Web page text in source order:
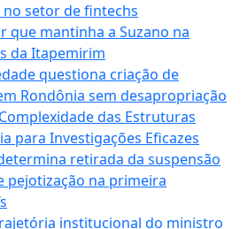
setor de fintechs
que mantinha a Suzano na
da Itapemirim
questiona criação de
Rondônia sem desapropriação
das Estruturas
para Investigações Eficazes
retirada da suspensão
pejotização na primeira
institucional do ministro